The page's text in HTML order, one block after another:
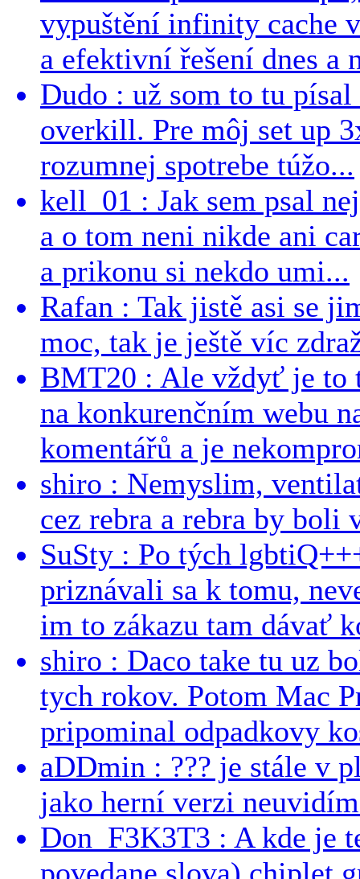
vypuštění infinity cache
a efektivní řešení dnes a
Dudo : už som to tu
overkill. Pre môj set up
rozumnej spotrebe túžo...
kell_01 : Jak sem psal
a o tom neni nikde ani
a prikonu si nekdo umi...
Rafan : Tak jistě asi se
moc, tak je ještě víc
BMT20 : Ale vždyť je to
na konkurenčním webu
komentářů a je
shiro : Nemyslim,
cez rebra a rebra by boli
SuSty : Po tých
priznávali sa k tomu,
im to zákazu tam dávať
shiro : Daco take tu uz
tych rokov. Potom Mac
pripominal odpadkovy
aDDmin : ??? je stále v
jako herní verzi
Don_F3K3T3 : A kde je